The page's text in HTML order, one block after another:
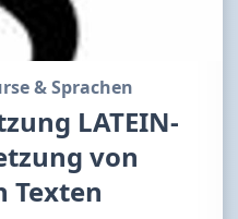
& Sprachen
LATEIN-
von
Texten